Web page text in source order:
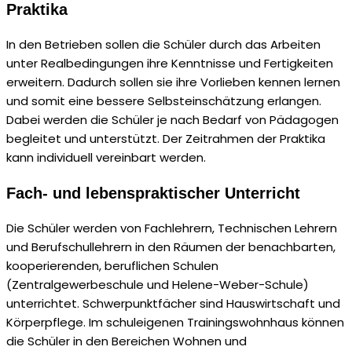
Praktika
In den Betrieben sollen die Schüler durch das Arbeiten
unter Realbedingungen ihre Kenntnisse und Fertigkeiten
erweitern. Dadurch sollen sie ihre Vorlieben kennen lernen
und somit eine bessere Selbsteinschätzung erlangen.
Dabei werden die Schüler je nach Bedarf von Pädagogen
begleitet und unterstützt. Der Zeitrahmen der Praktika
kann individuell vereinbart werden.
Fach- und lebenspraktischer Unterricht
Die Schüler werden von Fachlehrern, Technischen Lehrern
und Berufschullehrern in den Räumen der benachbarten,
kooperierenden, beruflichen Schulen
(Zentralgewerbeschule und Helene-Weber-Schule)
unterrichtet. Schwerpunktfächer sind Hauswirtschaft und
Körperpflege. Im schuleigenen Trainingswohnhaus können
die Schüler in den Bereichen Wohnen und